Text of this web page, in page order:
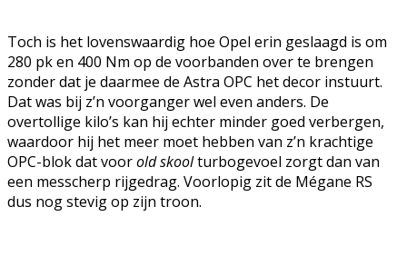
Toch is het lovenswaardig hoe Opel erin geslaagd is om
280 pk en 400 Nm op de voorbanden over te brengen
zonder dat je daarmee de Astra OPC het decor instuurt.
Dat was bij z’n voorganger wel even anders. De
overtollige kilo’s kan hij echter minder goed verbergen,
waardoor hij het meer moet hebben van z’n krachtige
OPC-blok dat voorold skoolturbogevoel zorgt dan van
een messcherp rijgedrag. Voorlopig zit de Mégane RS
dus nog stevig op zijn troon.